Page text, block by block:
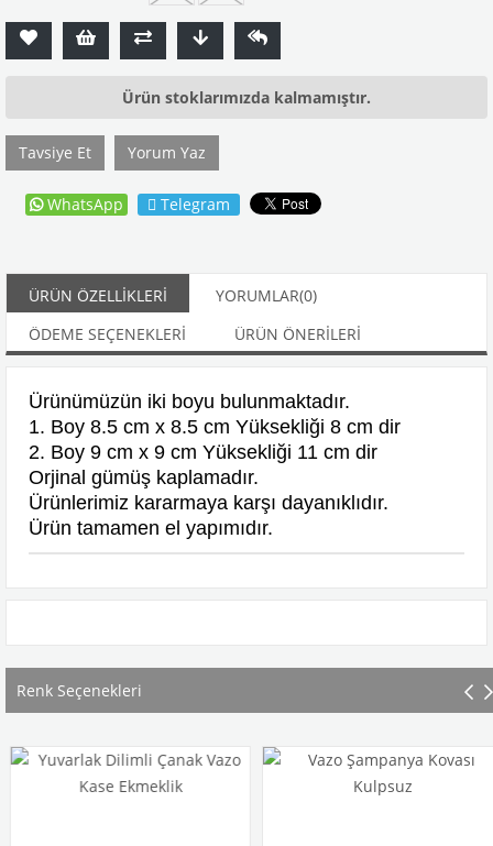
Ürün stoklarımızda kalmamıştır.
Tavsiye Et Yorum Yaz
WhatsApp Telegram
ÜRÜN ÖZELLIKLERI YORUMLAR(0)
ÖDEME SEÇENEKLERI
ÜRÜN ÖNERILERI
Ürünümüzün iki boyu bulunmaktadır.
1. Boy 8.5 cm x 8.5 cm Yüksekliği 8 cm dir
2. Boy 9 cm x 9 cm Yüksekliği 11 cm dir
Orjinal gümüş kaplamadır.
Ürünlerimiz kararmaya karşı dayanıklıdır.
Ürün tamamen el yapımıdır.
Renk Seçenekleri